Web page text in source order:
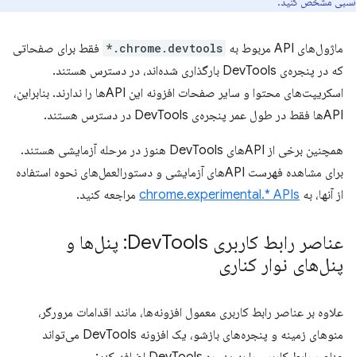
ماژول‌های API مربوط به chrome.devtools.*
فقط برای صفحاتی
که در پنجره‌ی DevTools بارگذاری شده‌اند، در دسترس هستند.
اسکریپت‌های محتوا و سایر صفحات افزونه این APIها را ندارند. بنابراین،
APIها فقط در طول عمر پنجره‌ی DevTools در دسترس هستند.
همچنین برخی از APIهای DevTools هنوز در مرحله آزمایشی هستند.
برای مشاهده فهرست APIهای آزمایشی و دستورالعمل‌های نحوه استفاده
از آنها، به chrome.experimental.* APIs مراجعه کنید.
عناصر رابط کاربری Dev
Tools: پنل‌ها و
پنل‌های نوار کناری
علاوه بر عناصر رابط کاربری معمول افزونه‌ها، مانند اقدامات مرورگر،
منوهای زمینه و پنجره‌های بازشو، یک افزونه DevTools می‌تواند